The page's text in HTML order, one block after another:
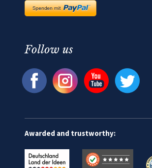
Follow us
Awarded and trustworthy: